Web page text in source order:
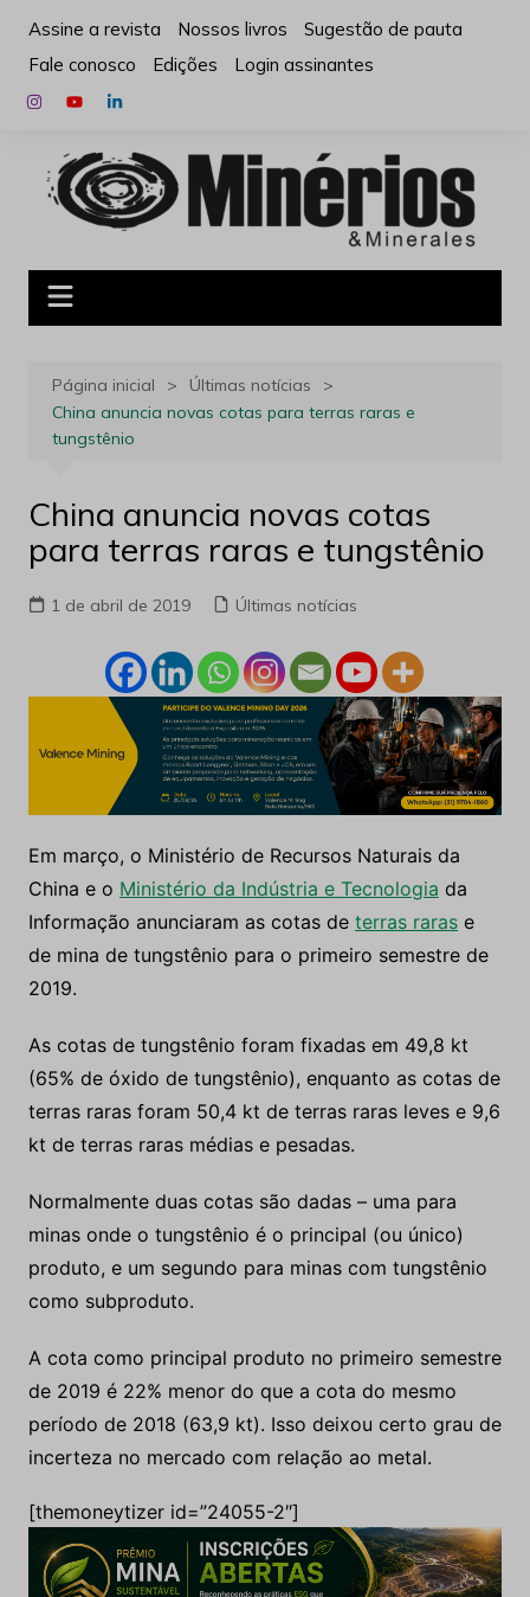
para
conteúdo
Assine a revista Nossos livros
Sugestão de pauta
Fale conosco
Edições Login assinantes
Página inicial
Últimas notícias
China anuncia novas cotas para terras raras e
tungstênio
China anuncia novas cotas
para terras raras e tungstênio
1 de abril de 2019 Últimas notícias
Em março, o Ministério de Recursos Naturais da
China e o Ministério da Indústria e Tecnologia da
Informação anunciaram as cotas de terras rarase
de mina de tungstênio para o primeiro semestre de
2019.
As cotas de tungstênio foram fixadas em 49,8 kt
(65% de óxido de tungstênio), enquanto as cotas de
terras raras foram 50,4 kt de terras raras leves e 9,6
kt de terras raras médias e pesadas.
Normalmente duas cotas são dadas – uma para
minas onde o tungstênio é o principal (ou único)
produto, e um segundo para minas com tungstênio
como subproduto.
A cota como principal produto no primeiro semestre
de 2019 é 22% menor do que a cota do mesmo
período de 2018 (63,9 kt). Isso deixou certo grau de
incerteza no mercado com relação ao metal.
[themoneytizer id=”24055-2″]